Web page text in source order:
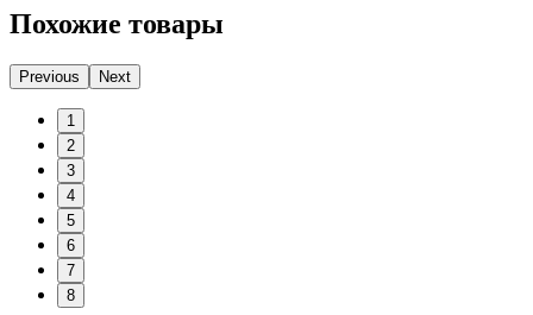
Похожие товары
Previous Next
1
2
3
4
5
6
7
8